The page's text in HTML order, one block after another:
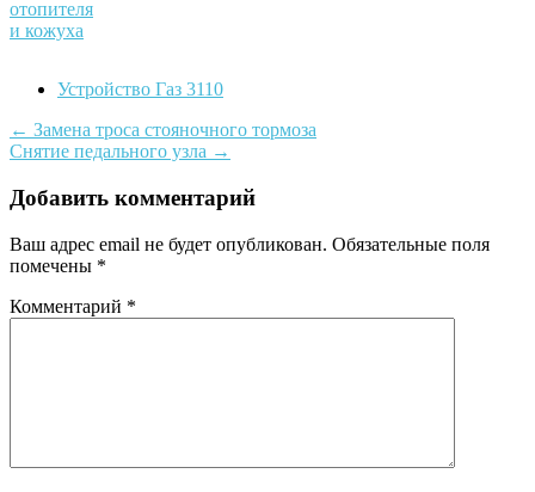
Устройство Газ 3110
Post
navigation
← Замена троса стояночного тормоза
Снятие педального узла →
Добавить комментарий
Ваш адрес email не будет опубликован. Обязательные поля
помечены *
Комментарий *